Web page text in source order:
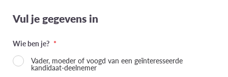
Vul je gegevens in
Wie ben je? *
Vader, moeder of voogd van een geïnteresseerde
kandidaat-deelnemer